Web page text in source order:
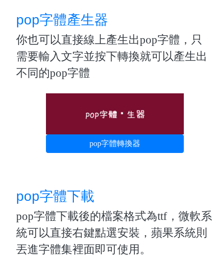
pop字體產生器
你也可以直接線上產生出pop字體，只
需要輸入文字並按下轉換就可以產生出
不同的pop字體
pop字體轉換器
pop字體下載
pop字體下載後的檔案格式為ttf，微軟系
統可以直接右鍵點選安裝，蘋果系統則
丟進字體集裡面即可使用。